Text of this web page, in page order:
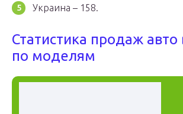
Украина – 158.
Статистика продаж авто
по моделям